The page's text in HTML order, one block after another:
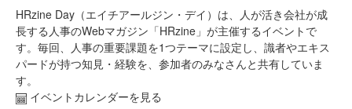
HRzine Day（エイチアールジン・デイ）は、人が活き会社が成
長する人事のWebマガジン「HRzine」が主催するイベントで
す。毎回、人事の重要課題を1つテーマに設定し、識者やエキス
パードが持つ知見・経験を、参加者のみなさんと共有していま
す。
イベントカレンダーを見る